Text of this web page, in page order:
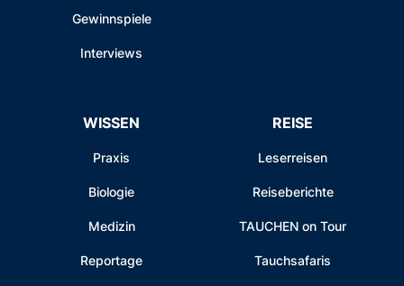
Gewinnspiele
Interviews
WISSEN
Praxis
Biologie
Medizin
Reportage
REISE
Leserreisen
Reiseberichte
TAUCHEN on Tour
Tauchsafaris